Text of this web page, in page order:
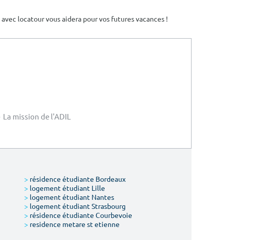
avec locatour vous aidera pour vos futures vacances !
La mission de l'ADIL
> résidence étudiante Bordeaux
> logement étudiant Lille
> logement étudiant Nantes
> logement étudiant Strasbourg
> résidence étudiante Courbevoie
> residence metare st etienne